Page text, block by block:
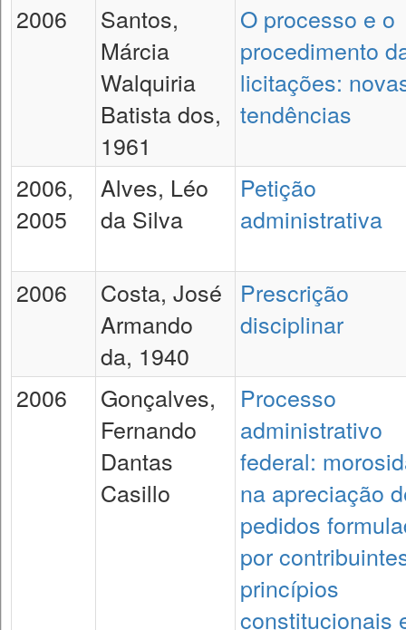
2006
Santos,
Márcia
Walquiria
Batista dos,
1961
O processo e o
procedimento
licitações:
tendências
2006,
2005
Alves, Léo
da Silva
Petição
administrativa
2006
Costa, José
Armando
da, 1940
Prescrição
disciplinar
2006
Gonçalves,
Fernando
Dantas
Casillo
Processo
administrativo
federal:
na apreciação
pedidos
por
princípios
constitucionais